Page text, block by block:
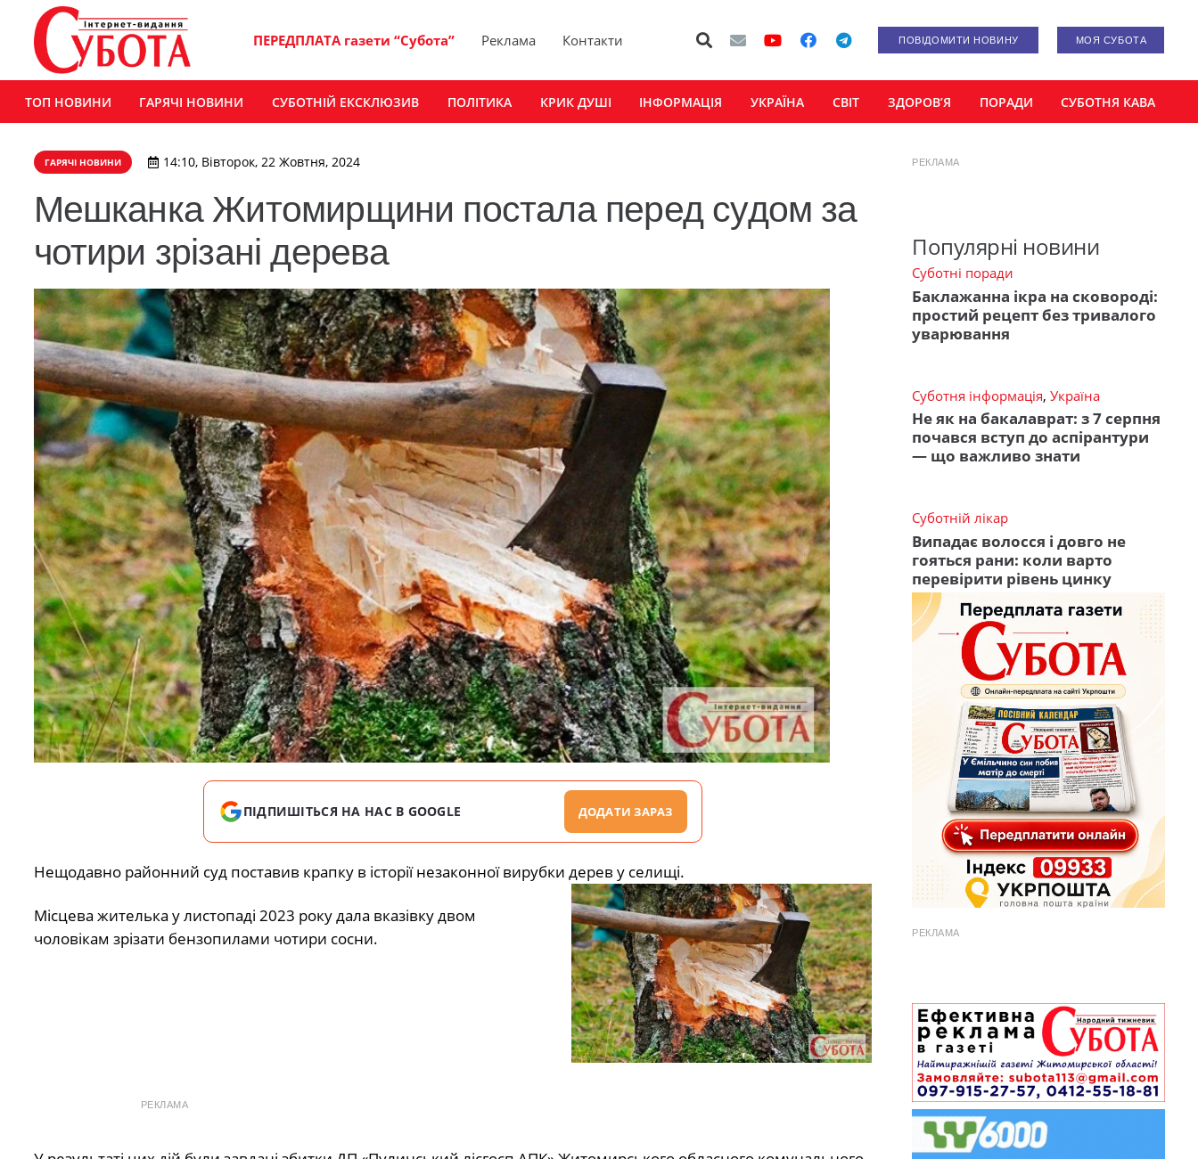
ПЕРЕДПЛАТА газети “Субота” Реклама Контакти ПОВІДОМИТИ НОВИНУ МОЯ СУБОТА
ТОП НОВИНИ ГАРЯЧІ НОВИНИ СУБОТНІЙ ЕКСКЛЮЗИВ ПОЛІТИКА КРИК ДУШІ ІНФОРМАЦІЯ УКРАЇНА СВІТ ЗДОРОВ’Я ПОРАДИ СУБОТНЯ КАВА
ГАРЯЧІ НОВИНИ 14:10, Вівторок, 22 Жовтня, 2024
Мешканка Житомирщини постала перед судом за
чотири зрізані дерева
ПІДПИШІТЬСЯ НА НАС В GOOGLE ДОДАТИ ЗАРАЗ
Нещодавно районний суд поставив крапку в історії незаконної вирубки дерев у селищі.
Місцева жителька у листопаді 2023 року дала вказівку двом
чоловікам зрізати бензопилами чотири сосни.
РЕКЛАМА
РЕКЛАМА
Популярні новини
Суботні поради
Баклажанна ікра на сковороді:
простий рецепт без тривалого
уварювання
Суботня інформація, Україна
Не як на бакалаврат: з 7 серпня
почався вступ до аспірантури
— що важливо знати
Суботній лікар
Випадає волосся і довго не
гояться рани: коли варто
перевірити рівень цинку
РЕКЛАМА